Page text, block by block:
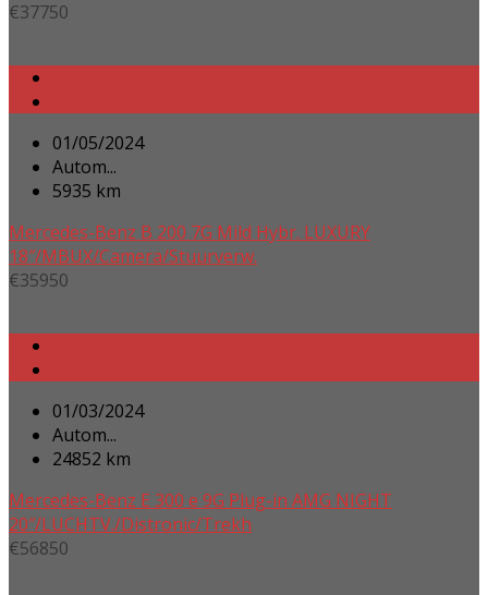
€37750
01/05/2024
Autom...
5935 km
Mercedes-Benz B 200 7G Mild Hybr. LUXURY
18″/MBUX/Camera/Stuurverw.
€35950
01/03/2024
Autom...
24852 km
Mercedes-Benz E 300 e 9G Plug-in AMG NIGHT
20″/LUCHTV./Distronic/Trekh
€56850